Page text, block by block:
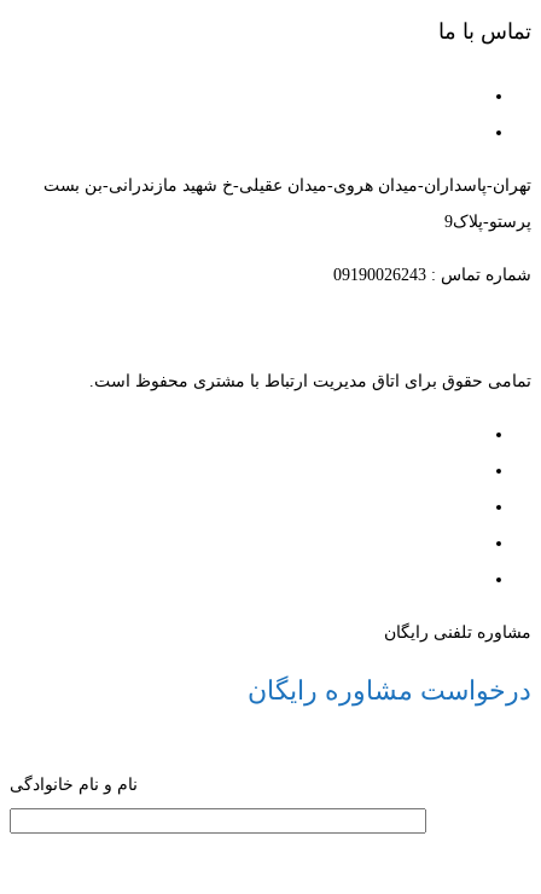
تماس با ما
تهران-پاسداران-میدان هروی-میدان عقیلی-خ شهید مازندرانی-بن بست
پرستو-پلاک9
شماره تماس : 09190026243
تمامی حقوق برای اتاق مدیریت ارتباط با مشتری محفوظ است.
مشاوره تلفنی رایگان
درخواست مشاوره رایگان
نام و نام خانوادگی